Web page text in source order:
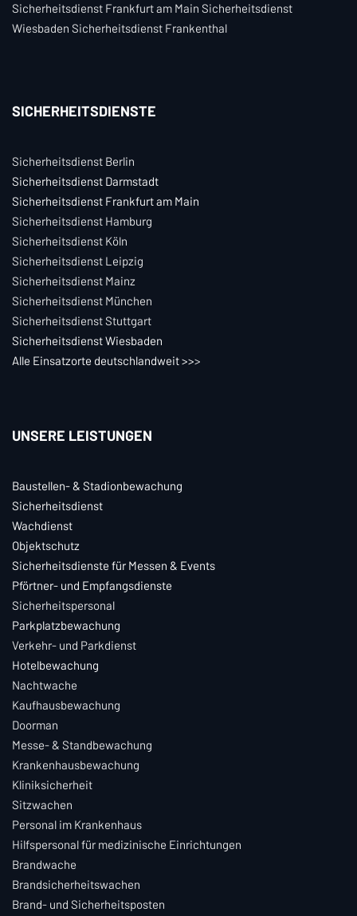
Sicherheitsdienst Frankfurt am Main Sicherheitsdienst
Wiesbaden Sicherheitsdienst Frankenthal
SICHERHEITSDIENSTE
Sicherheitsdienst Berlin
Sicherheitsdienst Darmstadt
Sicherheitsdienst Frankfurt am Main
Sicherheitsdienst Hamburg
Sicherheitsdienst Köln
Sicherheitsdienst Leipzig
Sicherheitsdienst Mainz
Sicherheitsdienst München
Sicherheitsdienst Stuttgart
Sicherheitsdienst Wiesbaden
Alle Einsatzorte deutschlandweit >>>
UNSERE LEISTUNGEN
Baustellen- & Stadionbewachung
Sicherheitsdienst
Wachdienst
Objektschutz
Sicherheitsdienste für Messen & Events
Pförtner- und Empfangsdienste
Sicherheitspersonal
Parkplatzbewachung
Verkehr- und Parkdienst
Hotelbewachung
Nachtwache
Kaufhausbewachung
Doorman
Messe- & Standbewachung
Krankenhausbewachung
Kliniksicherheit
Sitzwachen
Personal im Krankenhaus
Hilfspersonal für medizinische Einrichtungen
Brandwache
Brandsicherheitswachen
Brand- und Sicherheitsposten